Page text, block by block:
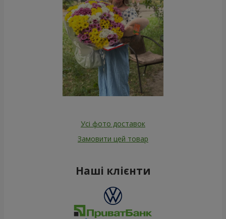
Усі фото доставок
Замовити цей товар
Наші клієнти